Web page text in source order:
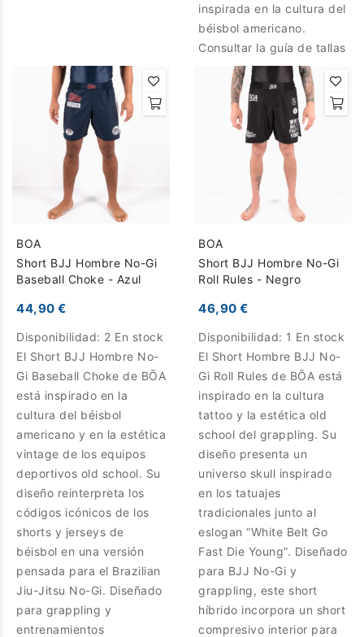
inspirada en la cultura del
béisbol americano.
Consultar la guía de tallas
BOA
Short BJJ Hombre No-Gi
Baseball Choke - Azul
44,90 €
Disponibilidad: 2 En stock
El Short BJJ Hombre No-
Gi Baseball Choke de BŌA
está inspirado en la
cultura del béisbol
americano y en la estética
vintage de los equipos
deportivos old school. Su
diseño reinterpreta los
códigos icónicos de los
shorts y jerseys de
béisbol en una versión
pensada para el Brazilian
Jiu-Jitsu No-Gi. Diseñado
para grappling y
entrenamientos
BOA
Short BJJ Hombre No-Gi
Roll Rules - Negro
46,90 €
Disponibilidad: 1 En stock
El Short Hombre BJJ No-
Gi Roll Rules de BŌA está
inspirado en la cultura
tattoo y la estética old
school del grappling. Su
diseño presenta un
universo skull inspirado
en los tatuajes
tradicionales junto al
eslogan “White Belt Go
Fast Die Young”. Diseñado
para BJJ No-Gi y
grappling, este short
híbrido incorpora un short
compresivo interior para